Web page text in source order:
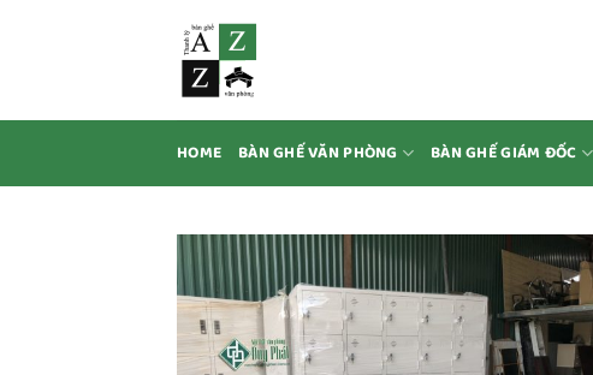
HOME BÀN GHẾ VĂN PHÒNG BÀN GHẾ GIÁM ĐỐC